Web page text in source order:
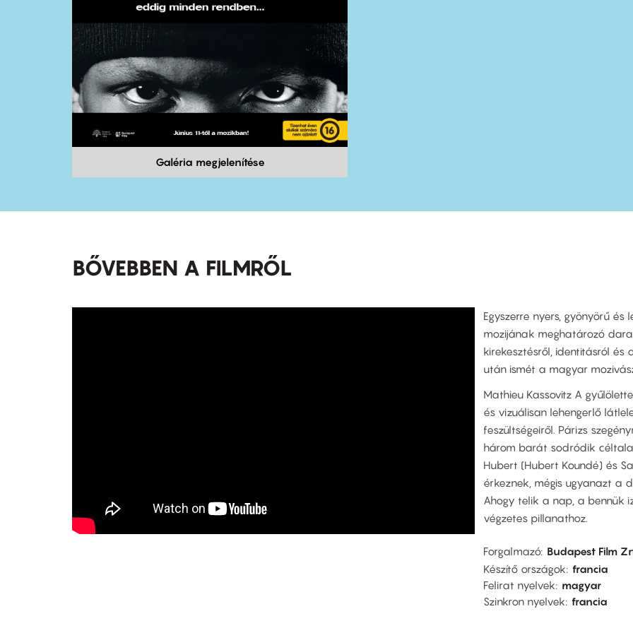
Galéria megjelenítése
BŐVEBBEN A FILMRŐL
Egyszerre nyers, gyönyörű
mozijának meghatározó
kirekesztésről, identitásról
után ismét a magyar
Mathieu Kassovitz A
és vizuálisan lehengerlő
feszültségeiről. Párizs
három barát sodródik
Hubert (Hubert Koundé) és
érkeznek, mégis ugyanazt a
Ahogy telik a nap, a bennük
végzetes pillanathoz.
Forgalmazó Budapest Film
Készítő országok francia
Felirat nyelvek
magyar
Szinkron nyelvek francia